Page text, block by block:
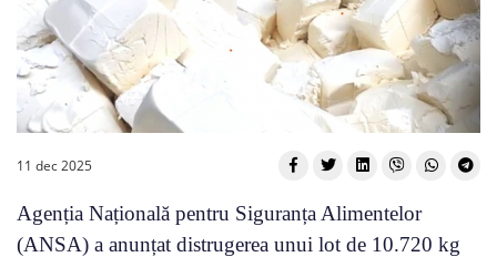
11 dec 2025
Agenția Națională pentru Siguranța Alimentelor
(ANSA) a anunțat distrugerea unui lot de 10.720 kg